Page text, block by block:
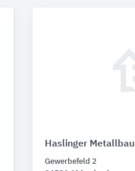
Haslinger Metallbau
Gewerbefeld 2